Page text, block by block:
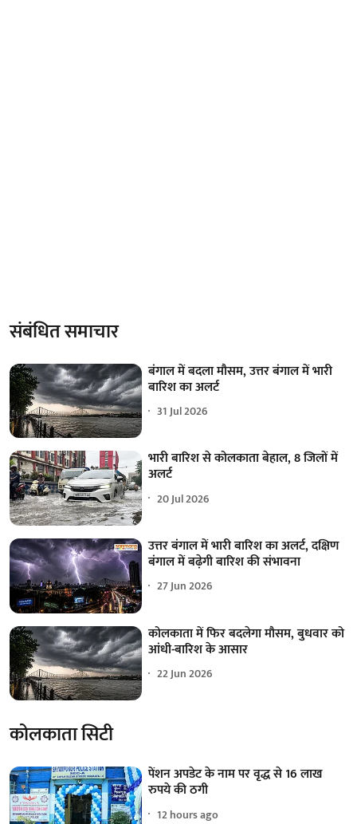
संबंधित समाचार
बंगाल में बदला मौसम, उत्तर बंगाल में भारी
बारिश का अलर्ट
31 Jul 2026
भारी बारिश से कोलकाता बेहाल, 8 जिलों में
अलर्ट
20 Jul 2026
उत्तर बंगाल में भारी बारिश का अलर्ट, दक्षिण
बंगाल में बढ़ेगी बारिश की संभावना
27 Jun 2026
कोलकाता में फिर बदलेगा मौसम, बुधवार को
आंधी-बारिश के आसार
22 Jun 2026
कोलकाता सिटी
पेंशन अपडेट के नाम पर वृद्ध से 16 लाख
रुपये की ठगी
12 hours ago